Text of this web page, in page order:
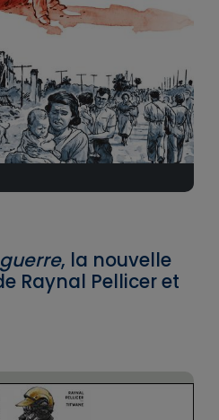
, la nouvelle
Raynal Pellicer et